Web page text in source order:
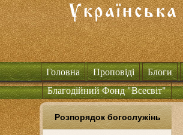
Головна Проповіді Блоги
Благодійний Фонд "Всесвіт"
Розпорядок богослужінь